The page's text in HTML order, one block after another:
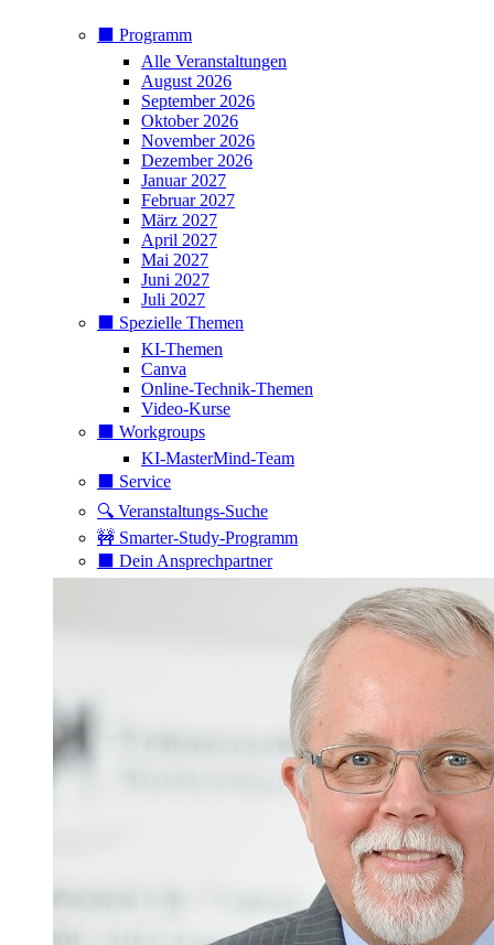
⬛️ Programm
Alle Veranstaltungen
August 2026
September 2026
Oktober 2026
November 2026
Dezember 2026
Januar 2027
Februar 2027
März 2027
April 2027
Mai 2027
Juni 2027
Juli 2027
⬛️ Spezielle Themen
KI-Themen
Canva
Online-Technik-Themen
Video-Kurse
⬛️ Workgroups
KI-MasterMind-Team
⬛️ Service
🔍 Veranstaltungs-Suche
🚧 Smarter-Study-Programm
⬛️ Dein Ansprechpartner